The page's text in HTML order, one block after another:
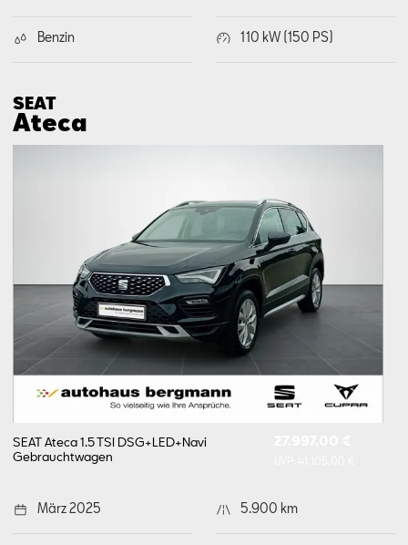
Benzin 110 kW (150 PS)
SEAT
Ateca
SEAT Ateca 1.5 TSI DSG+​LED+​Navi
Gebrauchtwagen
März 2025 5.900 km